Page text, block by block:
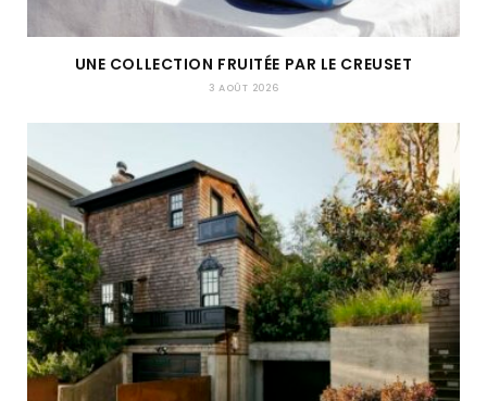
UNE COLLECTION FRUITÉE PAR LE CREUSET
3 AOÛT 2026